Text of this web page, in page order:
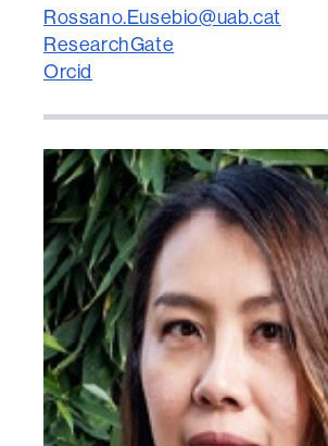
Rossano.Eusebio@uab.cat
ResearchGate
Orcid